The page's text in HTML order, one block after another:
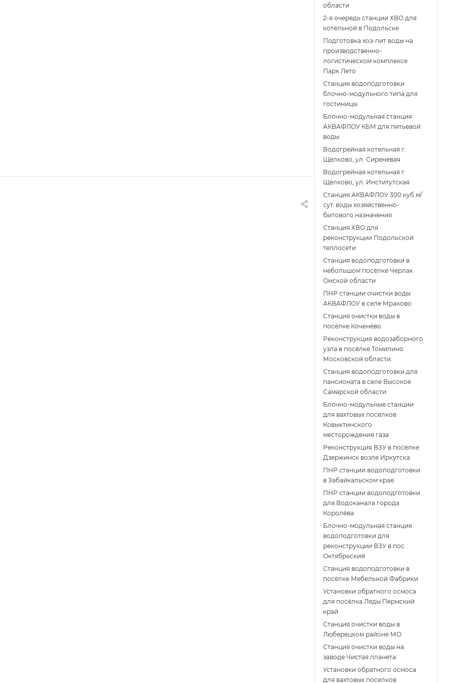
области
2-я очередь станции ХВО для
котельной в Подольске
Подготовка хоз-пит воды на
производственно-
логистическом комплексе
Парк Лето
Станция водоподготовки
блочно-модульного типа для
гостиницы
Блочно-модульная станция
АКВАФЛОУ КБМ для питьевой
воды
Водогрейная котельная г.
Щёлково, ул. Сиреневая
Водогрейная котельная г.
Щёлково, ул. Институтская
Станция АКВАФЛОУ 300 куб.м/
сут. воды хозяйственно-
бытового назначения
Станция ХВО для
реконструкции Подольской
теплосети
Станция водоподготовки в
небольшом посёлке Черлак
Омской области
ПНР станции очистки воды
АКВАФЛОУ в селе Мраково
Станция очистки воды в
посёлке Коченёво
Реконструкция водозаборного
узла в посёлке Томилино
Московской области.
Станция водоподготовки для
пансионата в селе Высокое
Самарской области
Блочно-модульные станции
для вахтовых поселков
Ковыктинского
месторождения газа
Реконструкция ВЗУ в посёлке
Дзержинск возле Иркутска
ПНР станции водоподготовки
в Забайкальском крае
ПНР станции водоподготовки
для Водоканала города
Королёва
Блочно-модульная станция
водоподготовки для
реконструкции ВЗУ в пос.
Октябрьский
Станция водоподготовки в
посёлке Мебельной Фабрики
Установки обратного осмоса
для посёлка Ляды Пермский
край
Станция очистки воды в
Люберецком районе МО
Станция очистки воды на
заводе Чистая планета
Установки обратного осмоса
для вахтовых поселков